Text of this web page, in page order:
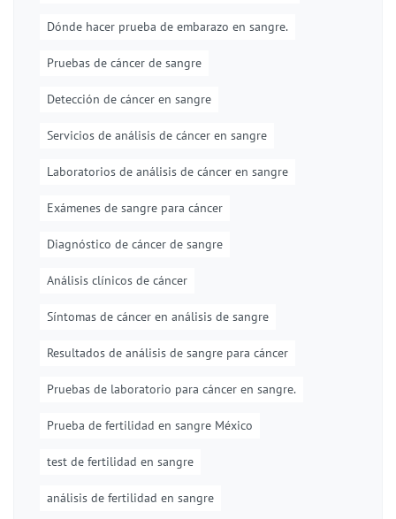
Dónde hacer prueba de embarazo en sangre.
Pruebas de cáncer de sangre
Detección de cáncer en sangre
Servicios de análisis de cáncer en sangre
Laboratorios de análisis de cáncer en sangre
Exámenes de sangre para cáncer
Diagnóstico de cáncer de sangre
Análisis clínicos de cáncer
Síntomas de cáncer en análisis de sangre
Resultados de análisis de sangre para cáncer
Pruebas de laboratorio para cáncer en sangre.
Prueba de fertilidad en sangre México
test de fertilidad en sangre
análisis de fertilidad en sangre